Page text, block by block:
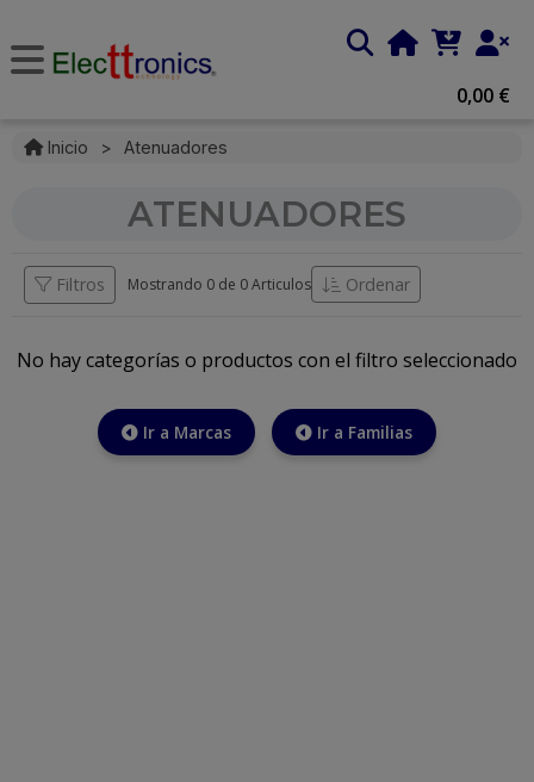
0,00 €
Inicio > Atenuadores
ATENUADORES
Filtros Mostrando 0 de 0 Articulos Ordenar
No hay categorías o productos con el filtro seleccionado
Ir a Marcas Ir a Familias